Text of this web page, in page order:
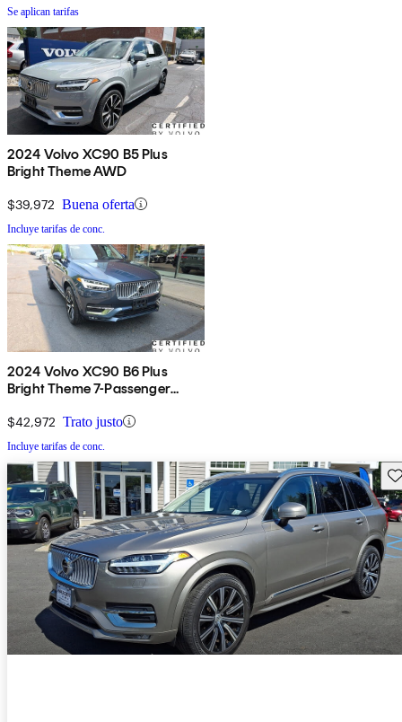
Se aplican tarifas
2024 Volvo XC90 B5 Plus
Bright Theme AWD
$39,972 Buena oferta
Incluye tarifas de conc.
2024 Volvo XC90 B6 Plus
Bright Theme 7-Passenger
$42,972 Trato justo
Incluye tarifas de conc.